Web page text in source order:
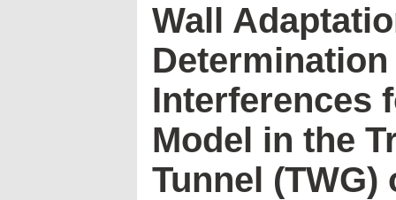
Wall
Interferences
Model in the
Tunnel (TWG)